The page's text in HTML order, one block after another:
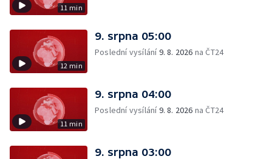
11 min
12 min
9. srpna 05:00
Poslední vysílání9. 8. 2026 na ČT24
11 min
9. srpna 04:00
Poslední vysílání9. 8. 2026 na ČT24
9. srpna 03:00